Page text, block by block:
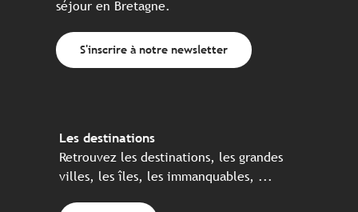
séjour en Bretagne.
S'inscrire à notre newsletter
Les destinations
Retrouvez les destinations, les grandes
villes, les îles, les immanquables, ...